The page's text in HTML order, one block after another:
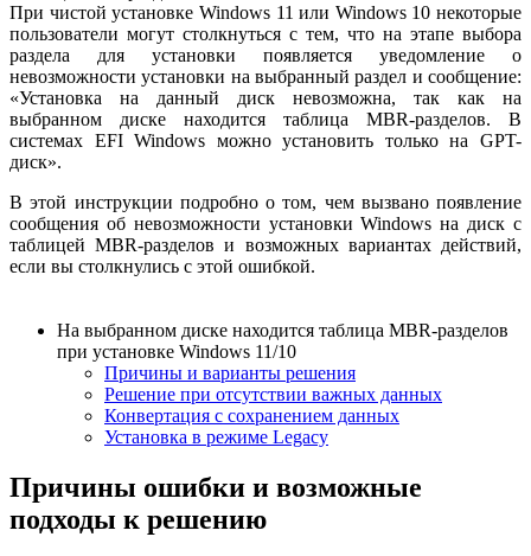
При чистой установке Windows 11 или Windows 10 некоторые
пользователи могут столкнуться с тем, что на этапе выбора
раздела для установки появляется уведомление о
невозможности установки на выбранный раздел и сообщение:
«Установка на данный диск невозможна, так как на
выбранном диске находится таблица MBR-разделов. В
системах EFI Windows можно установить только на GPT-
диск».
В этой инструкции подробно о том, чем вызвано появление
сообщения об невозможности установки Windows на диск с
таблицей MBR-разделов и возможных вариантах действий,
если вы столкнулись с этой ошибкой.
На выбранном диске находится таблица MBR-разделов
при установке Windows 11/10
Причины и варианты решения
Решение при отсутствии важных данных
Конвертация с сохранением данных
Установка в режиме Legacy
Причины ошибки и возможные
подходы к решению